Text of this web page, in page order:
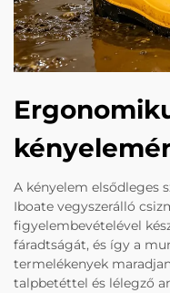
A kényelem elsődleges
Iboate vegyszerálló
figyelembevételével
fáradtságát, és így a
termelékenyek
talpbetéttel és lélegző